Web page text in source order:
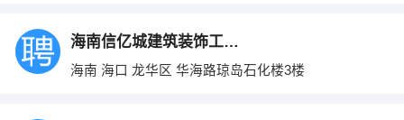
海南信亿城建筑装饰工程有限公司
海南 海口 龙华区 华海路琼岛石化楼3楼